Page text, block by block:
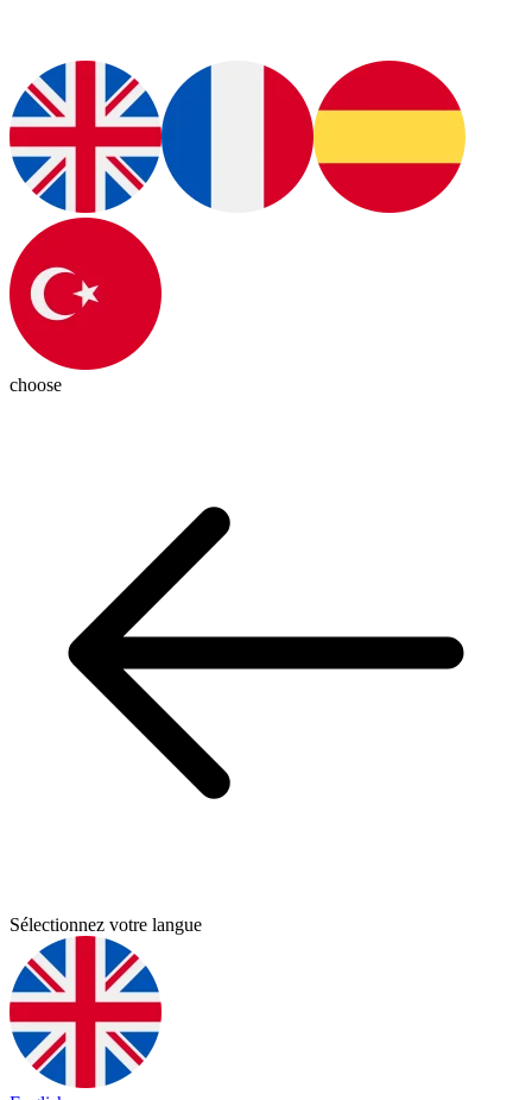
choose
Sélectionnez votre langue